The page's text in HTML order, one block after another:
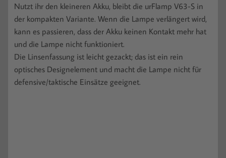
Nutzt ihr den kleineren Akku, bleibt die urFlamp V63-S in
der kompakten Variante. Wenn die Lampe verlängert wird,
kann es passieren, dass der Akku keinen Kontakt mehr hat
und die Lampe nicht funktioniert.
Die Linsenfassung ist leicht gezackt; das ist ein rein
optisches Designelement und macht die Lampe nicht für
defensive/taktische Einsätze geeignet.